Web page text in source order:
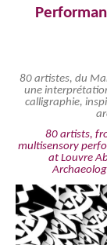
80 artistes, du
une
calligraphie,
80 artists,
multisensory
at Louvre